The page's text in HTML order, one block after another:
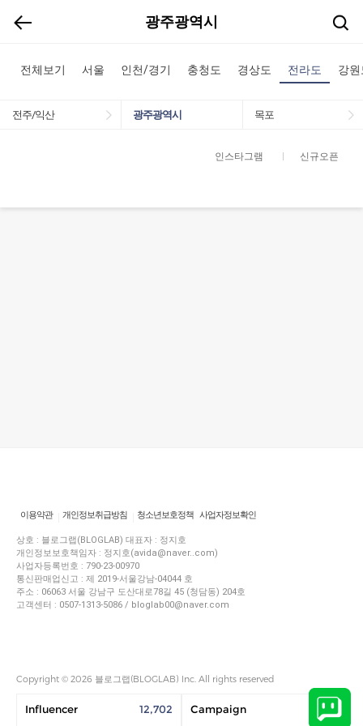
광주광역시
전체보기 서울 인천/경기 충청도 경상도 전라도 강원
전주/익산 광주광역시 목포
인스타그램 신규오픈
이용약관 개인정보취급방침 청소년보호정책 사업자정보확인
상호 : 블로그랩(BLOGLAB) 대표자 : 정지호
개인정보보호책임자 : 정지호(avida@naver..com)
사업자등록번호 : 790-23-00970
통신판매업신고 : 제 2019-서울강남-04044 호
주소 : 06063 서울 강남구 도산대로78길 45 (청담동) 204호
고객센터 : 0507-1313-5086 / bloglab00@naver.com
Copyright © 2026 블로그랩(BLOGLAB) Inc. All rights reserved
Influencer 12,702 Campaign 1,450